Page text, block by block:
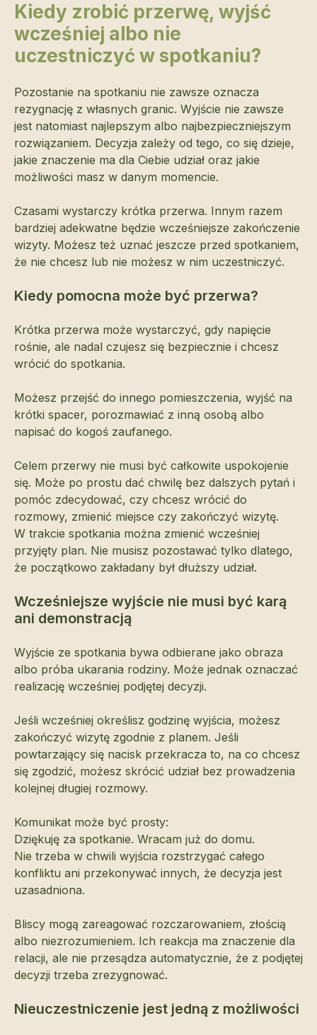
Kiedy zrobić przerwę, wyjść
wcześniej albo nie
uczestniczyć w spotkaniu?
Pozostanie na spotkaniu nie zawsze oznacza
rezygnację z własnych granic. Wyjście nie zawsze
jest natomiast najlepszym albo najbezpieczniejszym
rozwiązaniem. Decyzja zależy od tego, co się dzieje,
jakie znaczenie ma dla Ciebie udział oraz jakie
możliwości masz w danym momencie.
Czasami wystarczy krótka przerwa. Innym razem
bardziej adekwatne będzie wcześniejsze zakończenie
wizyty. Możesz też uznać jeszcze przed spotkaniem,
że nie chcesz lub nie możesz w nim uczestniczyć.
Kiedy pomocna może być przerwa?
Krótka przerwa może wystarczyć, gdy napięcie
rośnie, ale nadal czujesz się bezpiecznie i chcesz
wrócić do spotkania.
Możesz przejść do innego pomieszczenia, wyjść na
krótki spacer, porozmawiać z inną osobą albo
napisać do kogoś zaufanego.
Celem przerwy nie musi być całkowite uspokojenie
się. Może po prostu dać chwilę bez dalszych pytań i
pomóc zdecydować, czy chcesz wrócić do
rozmowy, zmienić miejsce czy zakończyć wizytę.
W trakcie spotkania można zmienić wcześniej
przyjęty plan. Nie musisz pozostawać tylko dlatego,
że początkowo zakładany był dłuższy udział.
Wcześniejsze wyjście nie musi być karą
ani demonstracją
Wyjście ze spotkania bywa odbierane jako obraza
albo próba ukarania rodziny. Może jednak oznaczać
realizację wcześniej podjętej decyzji.
Jeśli wcześniej określisz godzinę wyjścia, możesz
zakończyć wizytę zgodnie z planem. Jeśli
powtarzający się nacisk przekracza to, na co chcesz
się zgodzić, możesz skrócić udział bez prowadzenia
kolejnej długiej rozmowy.
Komunikat może być prosty:
Dziękuję za spotkanie. Wracam już do domu.
Nie trzeba w chwili wyjścia rozstrzygać całego
konfliktu ani przekonywać innych, że decyzja jest
uzasadniona.
Bliscy mogą zareagować rozczarowaniem, złością
albo niezrozumieniem. Ich reakcja ma znaczenie dla
relacji, ale nie przesądza automatycznie, że z podjętej
decyzji trzeba zrezygnować.
Nieuczestniczenie jest jedną z możliwości